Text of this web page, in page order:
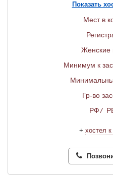
Показать
Мест в
Женские
Минимум к
Гр-во
РФ/
+ хостел